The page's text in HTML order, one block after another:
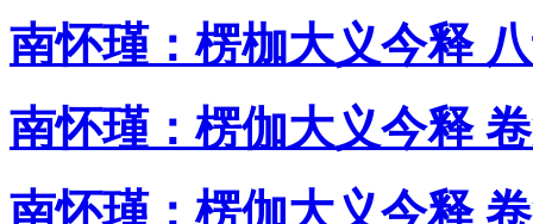
南怀瑾：楞枷大义今释
南怀瑾：楞伽大义今释
南怀瑾：楞伽大义今释